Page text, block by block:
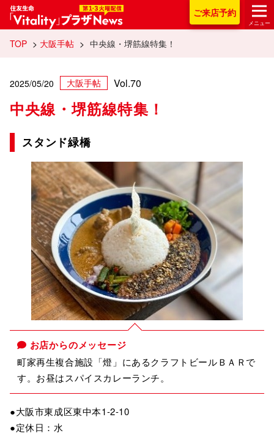
住友生命「Vitality
ご来店予約
メニュー
TOP > 大阪手帖 > 中央線・堺筋線特集！
2025/05/20 大阪手帖 Vol.70
中央線・堺筋線特集！
スタンド緑橋
お店からのメッセージ
町家再生複合施設「燈」にあるクラフトビールＢＡＲで
す。お昼はスパイスカレーランチ。
●大阪市東成区東中本1-2-10
●定休日：水